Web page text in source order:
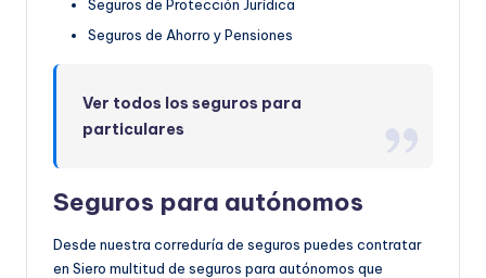
Seguros de Protección Jurídica
Seguros de Ahorro y Pensiones
Ver todos los seguros para
particulares
Seguros para autónomos
Desde nuestra correduría de seguros puedes contratar
en Siero multitud de seguros para autónomos que